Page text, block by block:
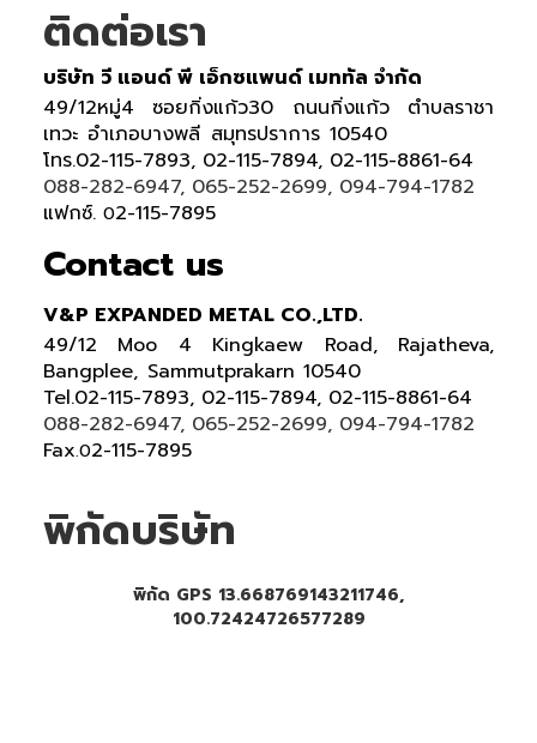
ติดต่อเรา
บริษัท วี แอนด์ พี เอ็กซแพนด์ เมททัล จำกัด
49/12หมู่4 ซอยกิ่งแก้ว30 ถนนกิ่งแก้ว ตำบลราชา
เทวะ อำเภอบางพลี สมุทรปราการ 10540
โทร.02-115-7893, 02-115-7894, 02-115-8861-64
088-282-6947, 065-252-2699, 094-794-1782
แฟกซ์. 02-115-7895
Contact us
V&P EXPANDED METAL CO.,LTD.
49/12 Moo 4 Kingkaew Road, Rajatheva,
Bangplee, Sammutprakarn 10540
Tel.02-115-7893, 02-115-7894, 02-115-8861-64
088-282-6947, 065-252-2699, 094-794-1782
Fax.02-115-7895
พิกัดบริษัท
พิกัด GPS 13.668769143211746,
100.72424726577289